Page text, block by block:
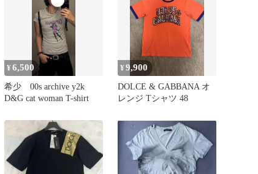
¥6,500
希少 00s archive y2k
D&G cat woman T-shirt
¥9,900
DOLCE & GABBANA オ
レンジ Tシャツ 48